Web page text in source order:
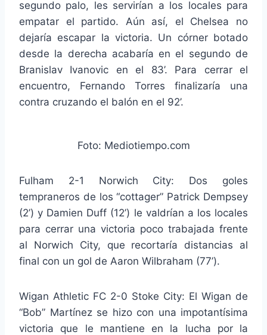
segundo palo, les servirían a los locales para
empatar el partido. Aún así, el Chelsea no
dejaría escapar la victoria. Un córner botado
desde la derecha acabaría en el segundo de
Branislav Ivanovic en el 83’. Para cerrar el
encuentro, Fernando Torres finalizaría una
contra cruzando el balón en el 92’.
Foto: Mediotiempo.com
Fulham 2-1 Norwich City: Dos goles
tempraneros de los “cottager” Patrick Dempsey
(2’) y Damien Duff (12’) le valdrían a los locales
para cerrar una victoria poco trabajada frente
al Norwich City, que recortaría distancias al
final con un gol de Aaron Wilbraham (77’).
Wigan Athletic FC 2-0 Stoke City: El Wigan de
“Bob” Martínez se hizo con una impotantísima
victoria que le mantiene en la lucha por la